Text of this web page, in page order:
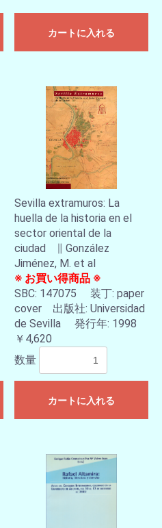
カートに入れる
Sevilla extramuros: La
huella de la historia en el
sector oriental de la
ciudad ∥ González
Jiménez, M. et al
※ お買い得商品 ※
SBC: 147075 装丁: paper
cover 出版社: Universidad
de Sevilla 発行年: 1998
￥4,620
数量
カートに入れる